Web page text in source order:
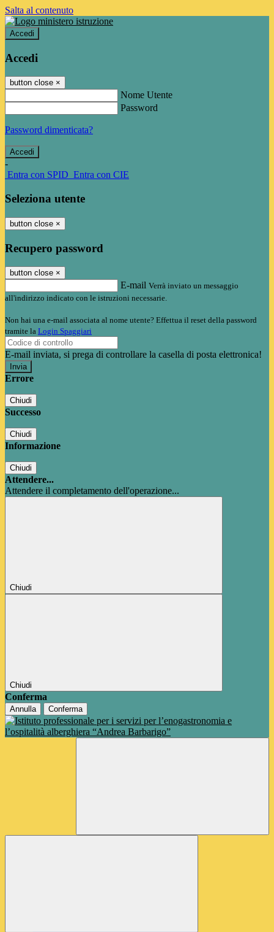
Salta al contenuto
Accedi
Accedi
button close ×
Nome Utente
Password
Password dimenticata?
-
Entra con SPID Entra con CIE
Seleziona utente
button close ×
Recupero password
button close ×
E-mail Verrà inviato un messaggio
all'indirizzo indicato con le istruzioni necessarie.
Non hai una e-mail associata al nome utente? Effettua il reset della password
tramite la Login Spaggiari
E-mail inviata, si prega di controllare la casella di posta elettronica!
Errore
Chiudi
Successo
Chiudi
Informazione
Chiudi
Attendere...
Attendere il completamento dell'operazione...
Chiudi
Chiudi
Conferma
Annulla Conferma